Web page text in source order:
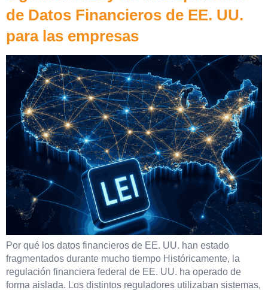
de Datos Financieros de EE. UU.
para las empresas
Por qué los datos financieros de EE. UU. han estado
fragmentados durante mucho tiempo Históricamente, la
regulación financiera federal de EE. UU. ha operado de
forma aislada. Los distintos reguladores utilizaban sistemas,